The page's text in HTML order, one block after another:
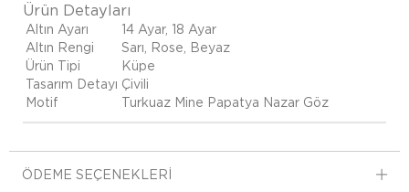
Ürün Detayları
Altın Ayarı
14 Ayar, 18 Ayar
Altın Rengi
Sarı, Rose, Beyaz
Ürün Tipi
Küpe
Tasarım Detayı Çivili
Motif
Turkuaz Mine Papatya Nazar Göz
ÖDEME SEÇENEKLERI